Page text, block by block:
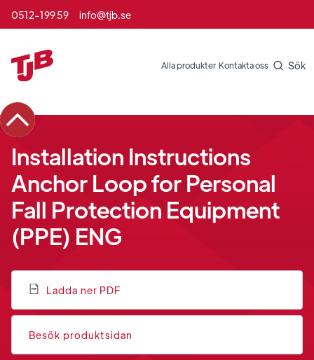
0512-199 59 info@tjb.se
Alla produkter Kontakta oss Sök
Installation Instructions
Anchor Loop for Personal
Fall Protection Equipment
(PPE) ENG
Ladda ner PDF
Besök produktsidan